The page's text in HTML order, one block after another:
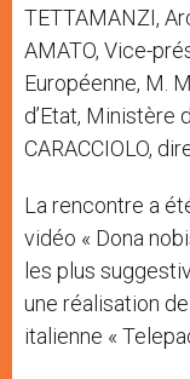
TETTAMANZI,
AMATO, Vice-
Européenne, M.
d’Etat, Ministère
CARACCIOLO,
La rencontre a
vidéo « Dona
les plus
une réalisation
italienne «